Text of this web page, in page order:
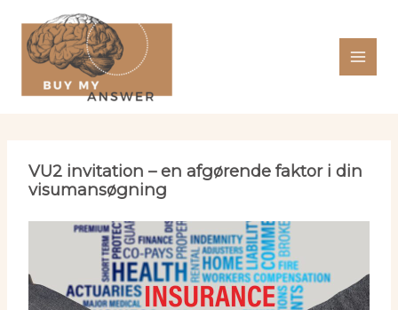
indholdet
VU2 invitation – en afgørende faktor i din
visumansøgning